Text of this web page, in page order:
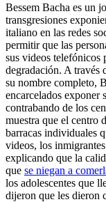
Bessem Bacha es un
transgresiones
italiano en las redes
permitir que las
sus videos telefónicos
degradación. A través
su nombre completo,
encarcelados exponer
contrabando de los
muestra que el centro
barracas individuales
videos, los
explicando que la
que se niegan a
los adolescentes que
dijeron que les dieron